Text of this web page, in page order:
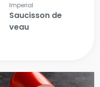
Imperial
Saucisson de
veau